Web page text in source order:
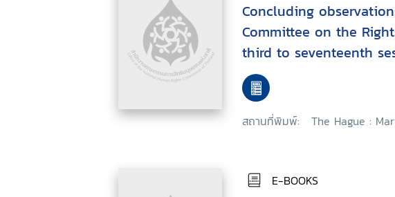
Concluding
Committee on the
third to seventeenth
สถานที่พิมพ์: The Hague :
E-BOOKS